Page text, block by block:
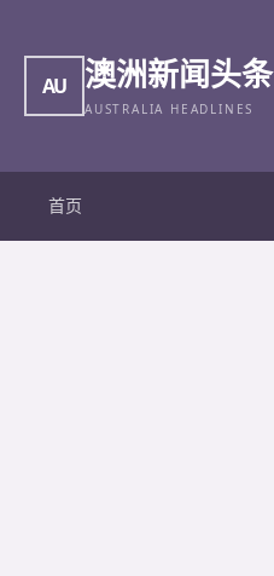
AU 澳洲新闻头条
AUSTRALIA HEADLINES
首页